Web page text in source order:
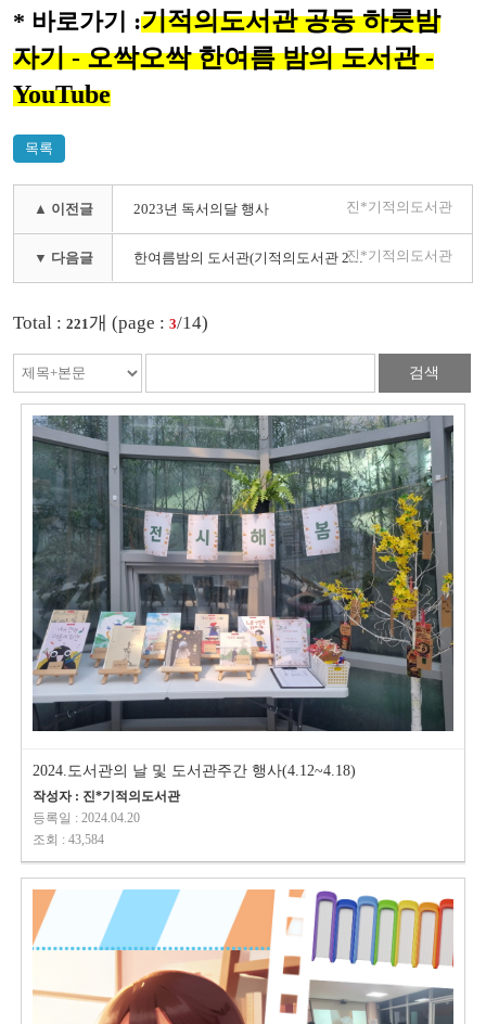
* 바로가기 :기적의도서관 공동 하룻밤
자기 - 오싹오싹 한여름 밤의 도서관 -
YouTube
목록
▲ 이전글 2023년 독서의달 행사 진*기적의도서관
▼ 다음글 한여름밤의 도서관(기적의도서관 20주년 기념-순천*제천*진해 동시 진행)
진*기적의도서관
Total : 221 개 (page : 3/14)
검색
2024.도서관의 날 및 도서관주간 행사(4.12~4.18)
작성자 : 진*기적의도서관
등록일 : 2024.04.20
조회 : 43,584